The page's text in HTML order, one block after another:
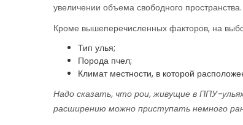
увеличении объема свободного пространства.
Кроме вышеперечисленных факторов, на
Тип улья;
Порода пчел;
Климат местности, в которой
Надо сказать, что рои, живущие в ППУ-
расширению можно приступать немного